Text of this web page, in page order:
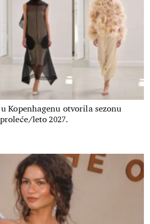
Kopenhagenu otvorila sezonu
proleće/leto 2027.